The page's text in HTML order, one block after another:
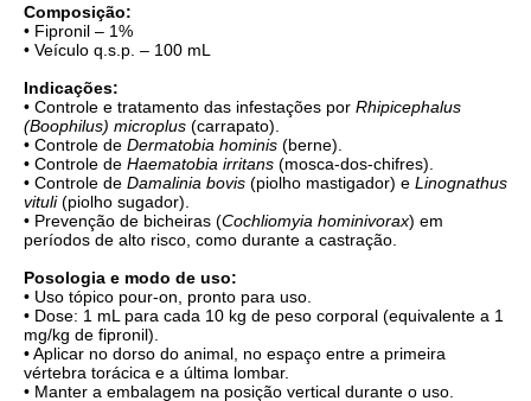
Composição:
• Fipronil – 1%
• Veículo q.s.p. – 100 mL
Indicações:
• Controle e tratamento das infestações por Rhipicephalus
(Boophilus) microplus (carrapato).
• Controle de Dermatobia hominis (berne).
• Controle de Haematobia irritans (mosca-dos-chifres).
• Controle de Damalinia bovis (piolho mastigador) e Linognathus
vituli(piolho sugador).
• Prevenção de bicheiras (Cochliomyia hominivorax) em
períodos de alto risco, como durante a castração.
Posologia e modo de uso:
• Uso tópico pour-on, pronto para uso.
• Dose: 1 mL para cada 10 kg de peso corporal (equivalente a 1
mg/kg de fipronil).
• Aplicar no dorso do animal, no espaço entre a primeira
vértebra torácica e a última lombar.
• Manter a embalagem na posição vertical durante o uso.